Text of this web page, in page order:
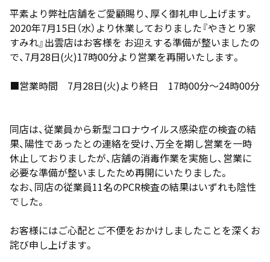
平素より弊社店舗をご愛顧賜り、厚く御礼申し上げます。
2020年7月15日（水）より休業しておりました『やきとり家
すみれ』出雲店はお客様を お迎えする準備が整いましたの
で、7月28日(火)17時00分より営業を再開いたします。
■営業時間 7月28日(火)より終日 17時00分～24時00分
同店は、従業員から新型コロナウイルス感染症の検査の結
果、陽性であったとの連絡を受け、万全を期し営業を一時
休止しておりましたが、店舗の消毒作業を実施し、営業に
必要な準備が整いましたため再開にいたりました。
なお、同店の従業員11名のPCR検査の結果はいずれも陰性
でした。
お客様にはご心配とご不便をおかけしましたことを深くお
詫び申し上げます。